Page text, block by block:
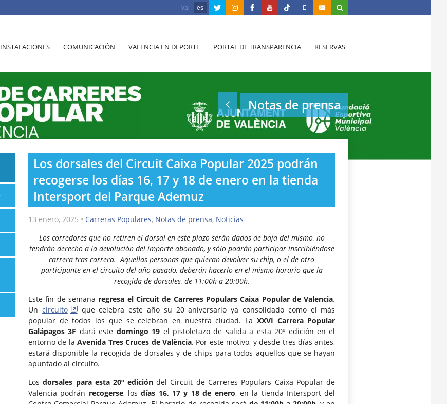
val es
INSTALACIONES COMUNICACIÓN VALENCIA EN DEPORTE PORTAL DE TRANSPARENCIA RESERVAS
Notas de prensa
Los dorsales del Circuit Caixa Popular 2025 podrán
recogerse los días 16, 17 y 18 de enero en la tienda
Intersport del Parque Ademuz
13 enero, 2025 • Carreras Populares, Notas de prensa, Noticias
Los corredores que no retiren el dorsal en este plazo serán dados de baja del mismo, no
tendrán derecho a la devolución del importe abonado, y sólo podrán participar inscribiéndose
carrera tras carrera.Aquellas personas que quieran devolver su chip, o el de otro
participante en el circuito del año pasado, deberán hacerlo en el mismo horario que la
recogida de dorsales, de 11:00h a 20:00h.
Este fin de semana regresa el Circuit de Carreres Populars Caixa Popular de Valencia.
Un circuito
que celebra este año su 20 aniversario ya consolidado como el más
popular de todos los que se celebran en nuestra ciudad. La XXVI Carrera Popular
Galápagos 3F dará este domingo 19 el pistoletazo de salida a esta 20º edición en el
entorno de laAvenida Tres Cruces de València. Por este motivo, y desde tres días antes,
estará disponible la recogida de dorsales y de chips para todos aquellos que se hayan
apuntado al circuito.
Losdorsales para esta 20º edicióndel Circuit de Carreres Populars Caixa Popular de
Valencia podrán recogerse, los días 16, 17 y 18 de enero, en la tienda Intersport del